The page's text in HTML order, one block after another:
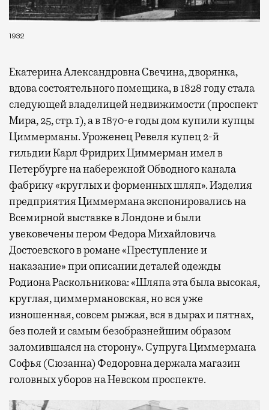
1932
Екатерина Александровна Свечина, дворянка,
вдова состоятельного помещика, в 1828 году стала
следующей владелицей недвижимости (проспект
Мира, 25, стр. 1), а в 1870-е годы дом купили купцы
Циммерманы. Уроженец Ревеля купец 2-й
гильдии Карл Фридрих Циммерман имел в
Петербурге на набережной Обводного канала
фабрику «круглых и форменных шляп». Изделия
предприятия Циммермана экспонировались на
Всемирной выставке в Лондоне и были
увековечены пером Федора Михайловича
Достоевского в романе «Преступление и
наказание» при описании деталей одежды
Родиона Раскольникова: «Шляпа эта была высокая,
круглая, циммермановская, но вся уже
изношенная, совсем рыжая, вся в дырах и пятнах,
без полей и самым безобразнейшим образом
заломившаяся на сторону». Супруга Циммермана
Софья (Сюзанна) Федоровна держала магазин
головных уборов на Невском проспекте.